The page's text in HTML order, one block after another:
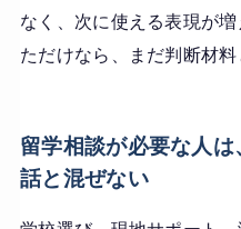
なく、次に使える表現が
ただけなら、まだ判断材料
留学相談が必要な人
話と混ぜない